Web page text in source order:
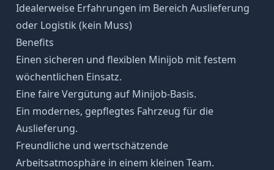
Idealerweise Erfahrungen im Bereich Auslieferung
oder Logistik (kein Muss)
Benefits
Einen sicheren und flexiblen Minijob mit festem
wöchentlichen Einsatz.
Eine faire Vergütung auf Minijob-Basis.
Ein modernes, gepflegtes Fahrzeug für die
Auslieferung.
Freundliche und wertschätzende
Arbeitsatmosphäre in einem kleinen Team.